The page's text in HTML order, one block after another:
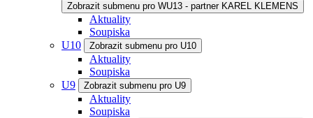
Zobrazit submenu pro WU13 - partner KAREL KLEMENS
Aktuality
Soupiska
U10
Zobrazit submenu pro U10
Aktuality
Soupiska
U9
Zobrazit submenu pro U9
Aktuality
Soupiska